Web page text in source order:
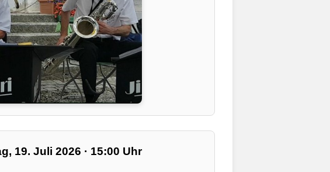
19. Juli 2026 · 15:00 Uhr